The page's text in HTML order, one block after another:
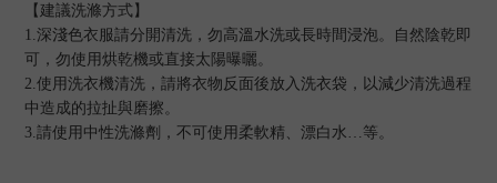
【建議洗滌方式】
1. 深淺色衣服請分開清洗，勿高溫水洗或長時間浸泡。自然陰乾即
可，勿使用烘乾機或直接太陽曝曬。
2. 使用洗衣機清洗，請將衣物反面後放入洗衣袋，以減少清洗過程
中造成的拉扯與磨擦。
3. 請使用中性洗滌劑，不可使用柔軟精、漂白水…等。